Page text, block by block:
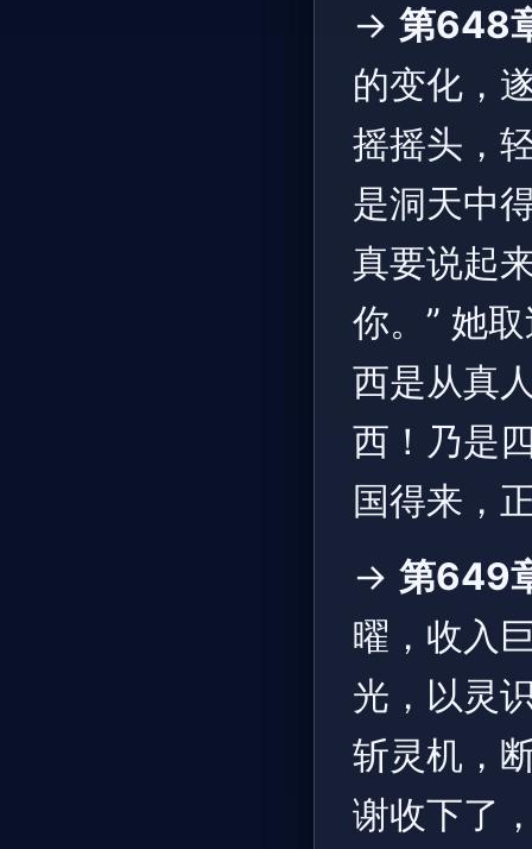
→ 第648
的变化，
摇摇头，
是洞天中
真要说起
你。” 她
西是从真
西！乃是
国得来，
→ 第649
曜，收入
光，以灵
斩灵机，
谢收下了